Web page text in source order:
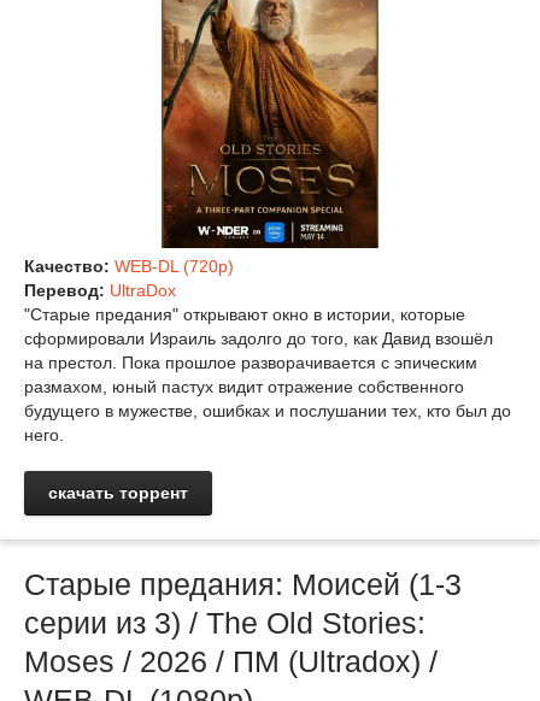
Качество: WEB-DL (720p)
Перевод: UltraDox
"Старые предания" открывают окно в истории, которые
сформировали Израиль задолго до того, как Давид взошёл
на престол. Пока прошлое разворачивается с эпическим
размахом, юный пастух видит отражение собственного
будущего в мужестве, ошибках и послушании тех, кто был до
него.
скачать торрент
Старые предания: Моисей (1-3
серии из 3) / The Old Stories:
Moses / 2026 / ПМ (Ultradox) /